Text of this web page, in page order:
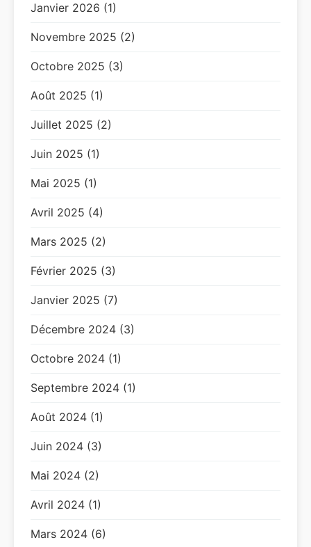
Janvier 2026 (1)
Novembre 2025 (2)
Octobre 2025 (3)
Août 2025 (1)
Juillet 2025 (2)
Juin 2025 (1)
Mai 2025 (1)
Avril 2025 (4)
Mars 2025 (2)
Février 2025 (3)
Janvier 2025 (7)
Décembre 2024 (3)
Octobre 2024 (1)
Septembre 2024 (1)
Août 2024 (1)
Juin 2024 (3)
Mai 2024 (2)
Avril 2024 (1)
Mars 2024 (6)